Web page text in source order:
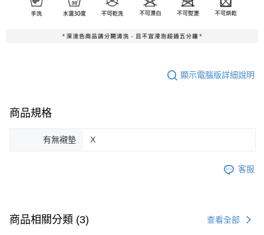
顯示電腦版詳細說明
商品規格
有無襯墊 X
客服
商品相關分類 (3) 查看全部